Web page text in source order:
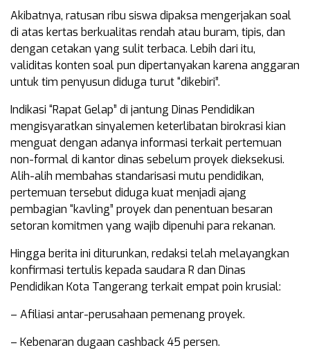
Akibatnya, ratusan ribu siswa dipaksa mengerjakan soal
di atas kertas berkualitas rendah atau buram, tipis, dan
dengan cetakan yang sulit terbaca. Lebih dari itu,
validitas konten soal pun dipertanyakan karena anggaran
untuk tim penyusun diduga turut “dikebiri”.
Indikasi “Rapat Gelap” di jantung Dinas Pendidikan
mengisyaratkan sinyalemen keterlibatan birokrasi kian
menguat dengan adanya informasi terkait pertemuan
non-formal di kantor dinas sebelum proyek dieksekusi.
Alih-alih membahas standarisasi mutu pendidikan,
pertemuan tersebut diduga kuat menjadi ajang
pembagian “kavling” proyek dan penentuan besaran
setoran komitmen yang wajib dipenuhi para rekanan.
Hingga berita ini diturunkan, redaksi telah melayangkan
konfirmasi tertulis kepada saudara R dan Dinas
Pendidikan Kota Tangerang terkait empat poin krusial:
– Afiliasi antar-perusahaan pemenang proyek.
– Kebenaran dugaan cashback 45 persen.